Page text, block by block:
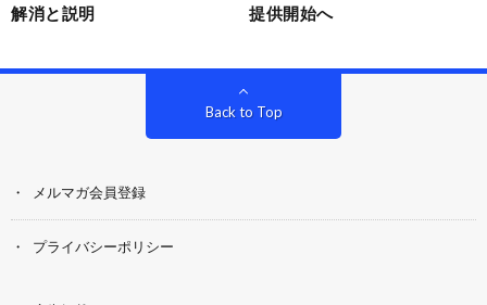
解消と説明
提供開始へ
Back to Top
メルマガ会員登録
プライバシーポリシー